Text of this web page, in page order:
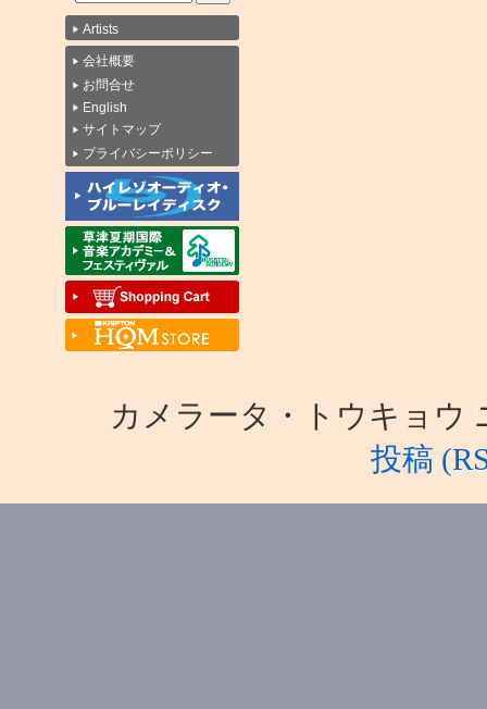
Artists
会社概要
お問合せ
English
サイトマップ
プライバシーポリシー
カメラータ・トウキョウ
投稿